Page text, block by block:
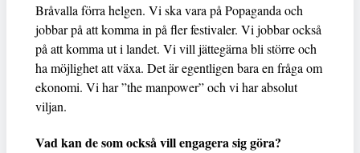
Bråvalla förra helgen. Vi ska vara på Popaganda och
jobbar på att komma in på fler festivaler. Vi jobbar också
på att komma ut i landet. Vi vill jättegärna bli större och
ha möjlighet att växa. Det är egentligen bara en fråga om
ekonomi. Vi har ”the manpower” och vi har absolut
viljan.
Vad kan de som också vill engagera sig göra?